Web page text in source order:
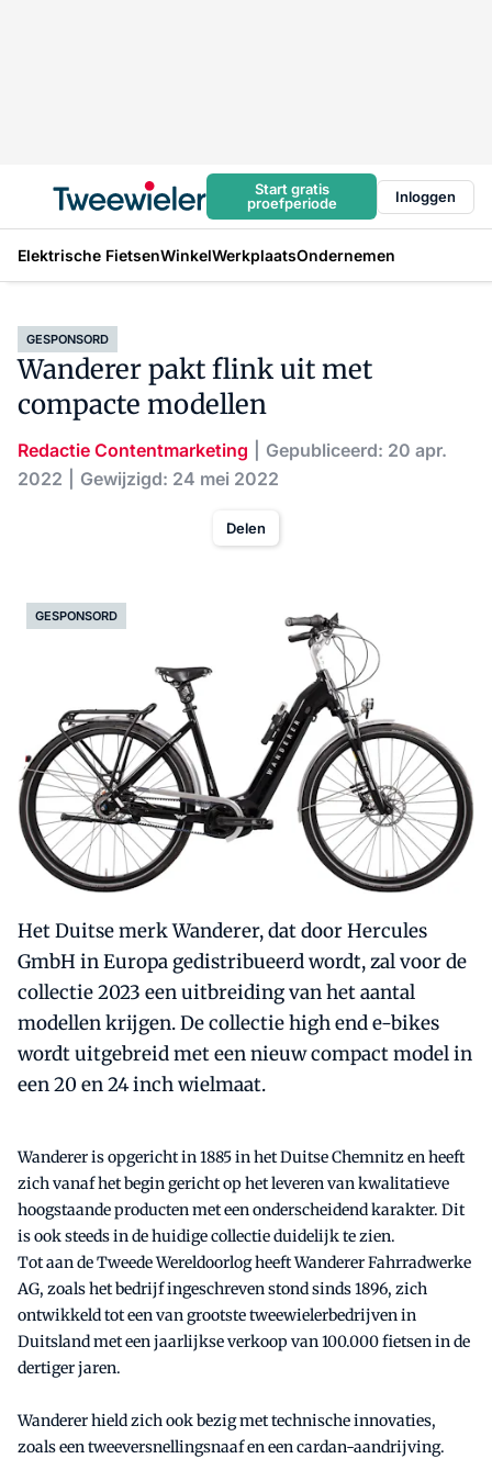
Start gratis
proefperiode
Inloggen
Elektrische FietsenWinkelWerkplaatsOndernemen
GESPONSORD
Wanderer pakt flink uit met
compacte modellen
Redactie Contentmarketing
Gepubliceerd: 20 apr.
2022
Gewijzigd: 24 mei 2022
Delen
GESPONSORD
Het Duitse merk Wanderer, dat door Hercules
GmbH in Europa gedistribueerd wordt, zal voor de
collectie 2023 een uitbreiding van het aantal
modellen krijgen. De collectie high end e-bikes
wordt uitgebreid met een nieuw compact model in
een 20 en 24 inch wielmaat.
Wanderer is opgericht in 1885 in het Duitse Chemnitz en heeft
zich vanaf het begin gericht op het leveren van kwalitatieve
hoogstaande producten met een onderscheidend karakter. Dit
is ook steeds in de huidige collectie duidelijk te zien.
Tot aan de Tweede Wereldoorlog heeft Wanderer Fahrradwerke
AG, zoals het bedrijf ingeschreven stond sinds 1896, zich
ontwikkeld tot een van grootste tweewielerbedrijven in
Duitsland met een jaarlijkse verkoop van 100.000 fietsen in de
dertiger jaren.
Wanderer hield zich ook bezig met technische innovaties,
zoals een tweeversnellingsnaaf en een cardan-aandrijving.